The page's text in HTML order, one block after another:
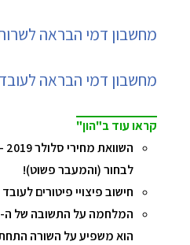
מחשבון דמי הבראה
מחשבון דמי הבראה
קראו עוד ב"הון"
לבחור (והמעבר פשוט)!
חישוב פיצויי פיטורים
הוא משפיע על השורה